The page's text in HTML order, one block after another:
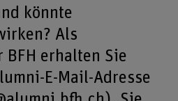
könnte
Als
erhalten Sie
E-Mail-Adresse